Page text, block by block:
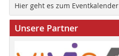
Hier geht es zum Eventkalender
Unsere Partner